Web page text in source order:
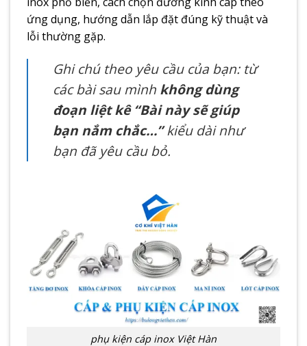
ứng dụng, hướng dẫn lắp đặt đúng kỹ thuật và
lỗi thường gặp.
Ghi chú theo yêu cầu của bạn: từ
các bài sau mình không dùng
đoạn liệt kê “Bài này sẽ giúp
bạn nắm chắc…”kiểu dài như
bạn đã yêu cầu bỏ.
phụ kiện cáp inox Việt Hàn